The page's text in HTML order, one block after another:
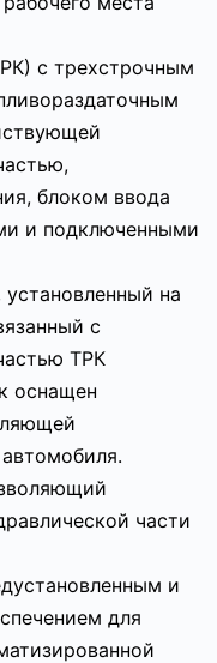
с трехстрочным
блоком ввода
и подключенными
на
с
ТРК
оснащен
части
и
для